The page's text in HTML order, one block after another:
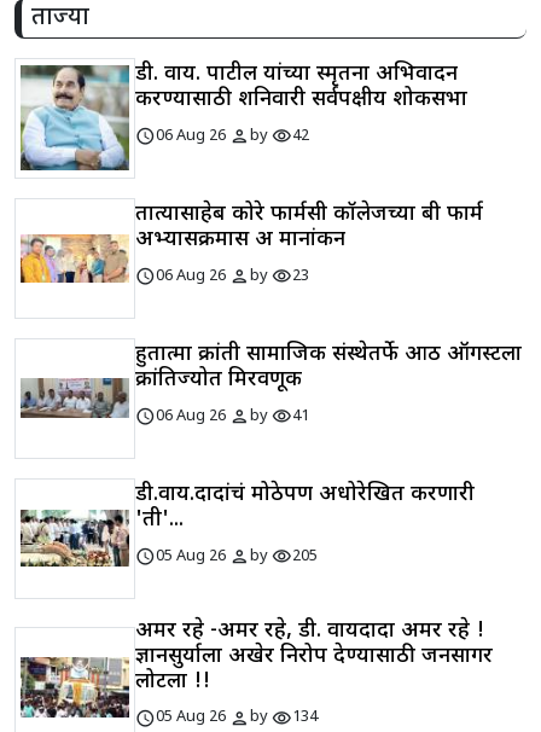
ताज्या
डी. वाय. पाटील यांच्या स्मृतींना अभिवादन
करण्यासाठी शनिवारी सर्वपक्षीय शोकसभा
schedule06 Aug 26 personbyvisibility42
तात्यासाहेब कोरे फार्मसी कॉलेजच्या बी फार्म
अभ्यासक्रमास अ मानांकन
schedule06 Aug 26 personbyvisibility23
हुतात्मा क्रांती सामाजिक संस्थेतर्फे आठ ऑगस्टला
क्रांतिज्योत मिरवणूक
schedule06 Aug 26 personbyvisibility41
डी.वाय.दादांचं मोठेपण अधोरेखित करणारी
'ती'...
schedule05 Aug 26 personbyvisibility205
अमर रहे -अमर रहे, डी. वायदादा अमर रहे !
ज्ञानसुर्याला अखेर निरोप देण्यासाठी जनसागर
लोटला !!
schedule05 Aug 26 personbyvisibility134